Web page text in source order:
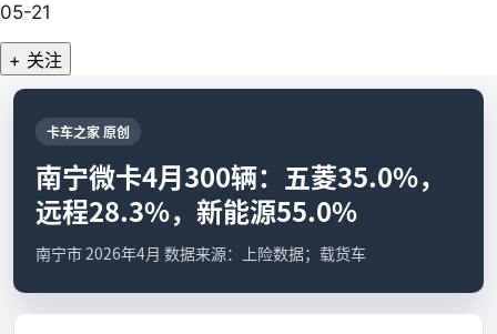
05-21
+ 关注
卡车之家 原创
南宁微卡4月300辆：五菱35.0%，
远程28.3%，新能源55.0%
南宁市 2026年4月 数据来源：上险数据；载货车